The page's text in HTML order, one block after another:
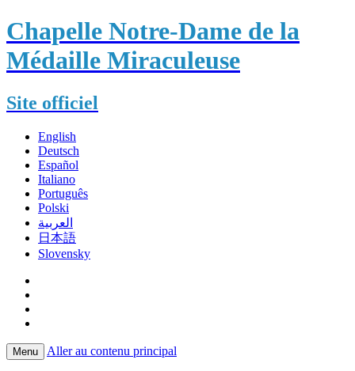
Chapelle Notre-Dame de la
Médaille Miraculeuse
Site officiel
English
Deutsch
Español
Italiano
Português
Polski
العربية
日本語
Slovensky
Menu Aller au contenu principal